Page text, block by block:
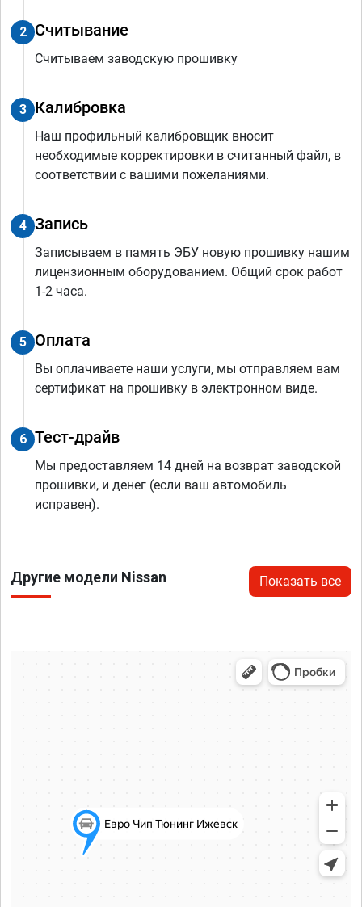
2 Считывание
Считываем заводскую прошивку
3 Калибровка
Наш профильный калибровщик вносит
необходимые корректировки в считанный файл, в
соответствии с вашими пожеланиями.
4 Запись
Записываем в память ЭБУ новую прошивку нашим
лицензионным оборудованием. Общий срок работ
1-2 часа.
5 Оплата
Вы оплачиваете наши услуги, мы отправляем вам
сертификат на прошивку в электронном виде.
6 Тест-драйв
Мы предоставляем 14 дней на возврат заводской
прошивки, и денег (если ваш автомобиль
исправен).
Другие модели Nissan Показать все